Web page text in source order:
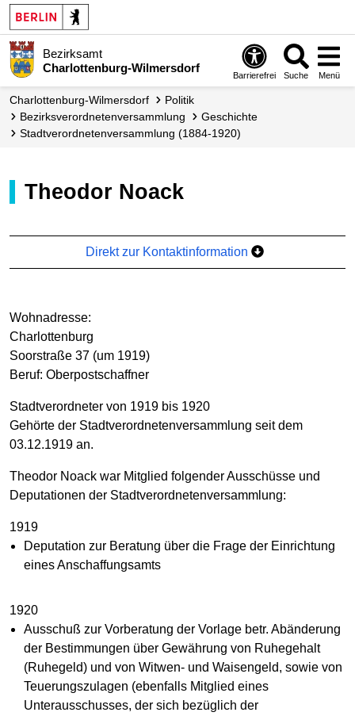
Bezirksamt
Charlottenburg-Wilmersdorf
Barrierefrei Suche Menü
Charlottenburg-Wilmersdorf
Politik
Bezirks­verordneten­versammlung
Geschichte
Stadtverordnetenversammlung (1884-1920)
Theodor Noack
Direkt zur Kontaktinformation
Wohnadresse:
Charlottenburg
Soorstraße 37 (um 1919)
Beruf: Oberpostschaffner
Stadtverordneter von 1919 bis 1920
Gehörte der Stadtverordnetenversammlung seit dem
03.12.1919 an.
Theodor Noack war Mitglied folgender Ausschüsse und
Deputationen der Stadtverordnetenversammlung:
1919
Deputation zur Beratung über die Frage der Einrichtung
eines Anschaffungsamts
1920
Ausschuß zur Vorberatung der Vorlage betr. Abänderung
der Bestimmungen über Gewährung von Ruhegehalt
(Ruhegeld) und von Witwen- und Waisengeld, sowie von
Teuerungszulagen (ebenfalls Mitglied eines
Unterausschusses, der sich bezüglich der